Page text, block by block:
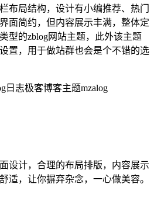
布局结构，设计有小编推荐、热门
面简约，但内容展示丰满，整体定
型的zblog网站主题，此外该主题
置，用于做站群也会是个不错的选
设计，合理的布局排版，内容展示
适，让你摒弃杂念，一心做美容。